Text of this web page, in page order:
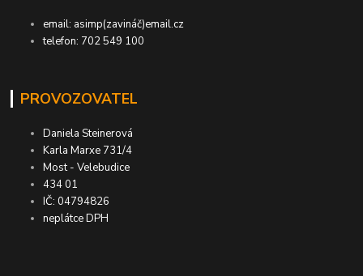
email: asimp(zavináč)email.cz
telefon: 702 549 100
PROVOZOVATEL
Daniela Steinerová
Karla Marxe 731/4
Most - Velebudice
434 01
IČ: 04794826
neplátce DPH